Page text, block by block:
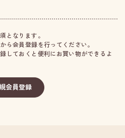
となります。
ら会員登録を行ってください。
しておくと便利にお買い物ができるよ